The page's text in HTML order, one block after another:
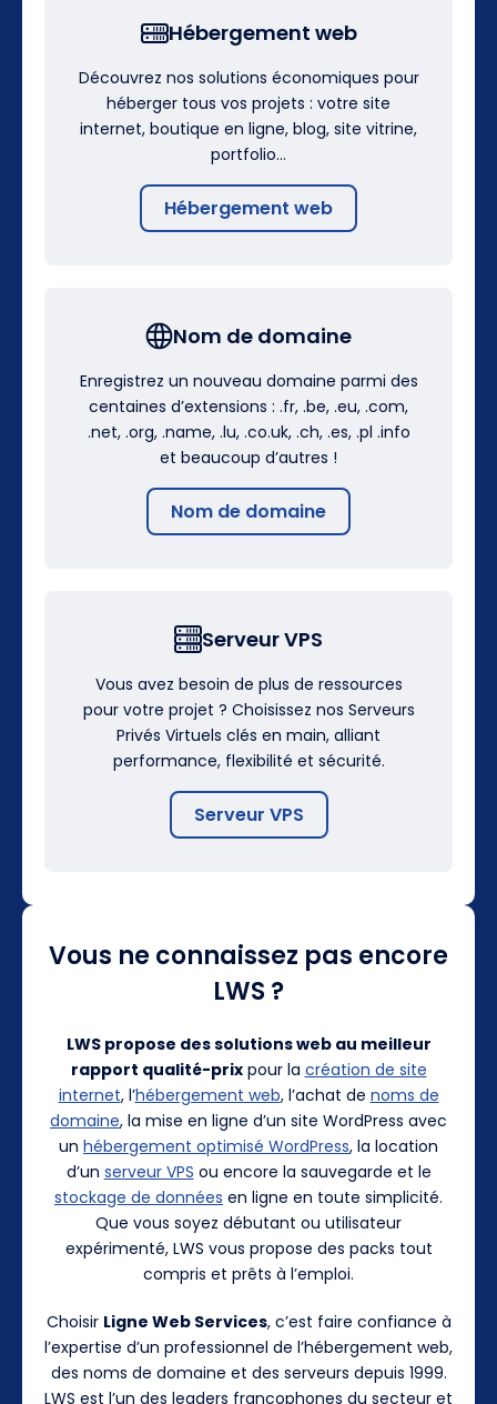
Hébergement web
Découvrez nos solutions économiques pour
héberger tous vos projets : votre site
internet, boutique en ligne, blog, site vitrine,
portfolio…
Hébergement web
Nom de domaine
Enregistrez un nouveau domaine parmi des
centaines d’extensions : .fr, .be, .eu, .com,
.net, .org, .name, .lu, .co.uk, .ch, .es, .pl .info
et beaucoup d’autres !
Nom de domaine
Serveur VPS
Vous avez besoin de plus de ressources
pour votre projet ? Choisissez nos Serveurs
Privés Virtuels clés en main, alliant
performance, flexibilité et sécurité.
Serveur VPS
Vous ne connaissez pas encore
LWS ?
LWS propose des solutions web au meilleur
rapport qualité-prixpour la création de site
internet, l’hébergement web, l’achat de noms de
domaine, la mise en ligne d’un site WordPress avec
un hébergement optimisé WordPress, la location
d’un serveur VPS ou encore la sauvegarde et le
stockage de données en ligne en toute simplicité.
Que vous soyez débutant ou utilisateur
expérimenté, LWS vous propose des packs tout
compris et prêts à l’emploi.
Choisir Ligne Web Services, c’est faire confiance à
l’expertise d’un professionnel de l’hébergement web,
des noms de domaine et des serveurs depuis 1999.
LWS est l’un des leaders francophones du secteur et